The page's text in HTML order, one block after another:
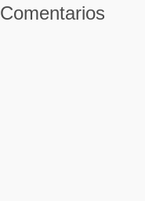
Comentarios